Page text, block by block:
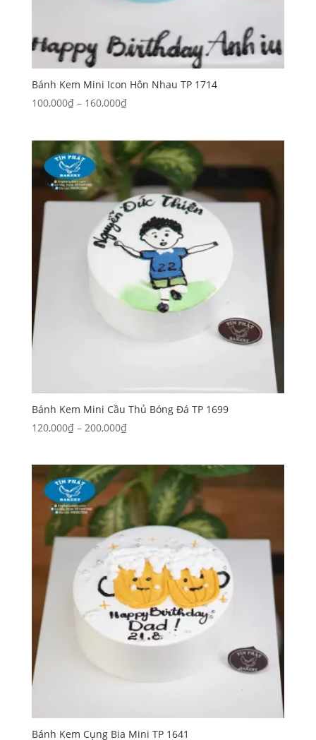
Bánh Kem Mini Icon Hôn Nhau TP 1714
100,000₫ – 160,000₫Khoảng
100,000₫
đến
160,000₫
Bánh Kem Mini Cầu Thủ Bóng Đá TP 1699
120,000₫ – 200,000₫Khoảng
120,000₫
đến
200,000₫
Bánh Kem Cụng Bia Mini TP 1641